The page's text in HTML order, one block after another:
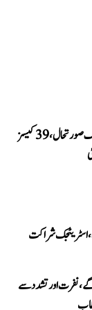
گجرات میں ’چاندی پورہ‘ وائرس کی تشویشناک صورتحال، 39 کیسز
اسٹریٹجک شراکت
نفرت اور تشدد سے